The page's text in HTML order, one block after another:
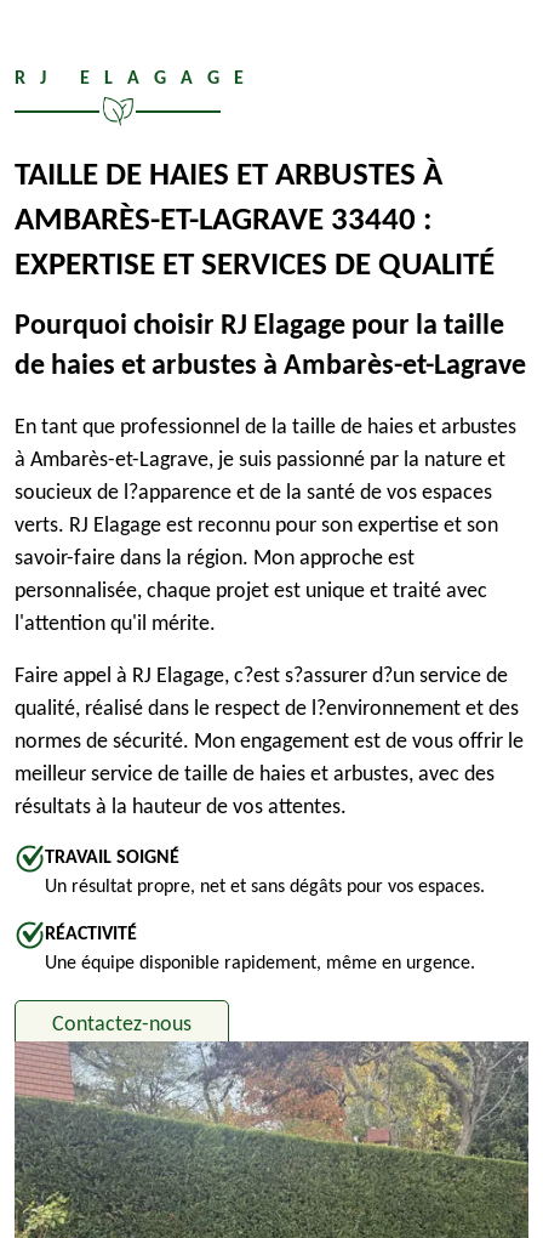
RJ ELAGAGE
TAILLE DE HAIES ET ARBUSTES À
AMBARÈS-ET-LAGRAVE 33440 :
EXPERTISE ET SERVICES DE QUALITÉ
Pourquoi choisir RJ Elagage pour la taille
de haies et arbustes à Ambarès-et-Lagrave
En tant que professionnel de la taille de haies et arbustes
à Ambarès-et-Lagrave, je suis passionné par la nature et
soucieux de l?apparence et de la santé de vos espaces
verts. RJ Elagage est reconnu pour son expertise et son
savoir-faire dans la région. Mon approche est
personnalisée, chaque projet est unique et traité avec
l'attention qu'il mérite.
Faire appel à RJ Elagage, c?est s?assurer d?un service de
qualité, réalisé dans le respect de l?environnement et des
normes de sécurité. Mon engagement est de vous offrir le
meilleur service de taille de haies et arbustes, avec des
résultats à la hauteur de vos attentes.
TRAVAIL SOIGNÉ
Un résultat propre, net et sans dégâts pour vos espaces.
RÉACTIVITÉ
Une équipe disponible rapidement, même en urgence.
Contactez-nous